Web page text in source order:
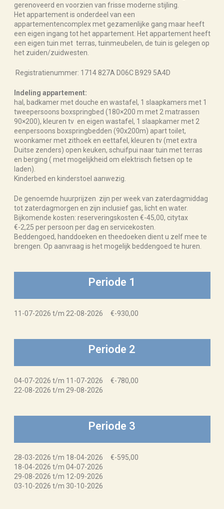
gerenoveerd en voorzien van frisse moderne stijling.
Het appartement is onderdeel van een
appartementencomplex met gezamenlijke gang maar heeft
een eigen ingang tot het appartement. Het appartement heeft
een eigen tuin met terras, tuinmeubelen, de tuin is gelegen op
het zuiden/zuidwesten.
Registratienummer: 1714 827A D06C B929 5A4D
Indeling appartement:
hal, badkamer met douche en wastafel, 1 slaapkamers met 1
tweepersoons boxspringbed (180×200 m met 2 matrassen
90×200), kleuren tv en eigen wastafel, 1 slaapkamer met 2
eenpersoons boxspringbedden (90x200m) apart toilet,
woonkamer met zithoek en eettafel, kleuren tv (met extra
Duitse zenders) open keuken, schuifpui naar tuin met terras
en berging ( met mogelijkheid om elektrisch fietsen op te
laden).
Kinderbed en kinderstoel aanwezig.
De genoemde huurprijzen zijn per week van zaterdagmiddag
tot zaterdagmorgen en zijn inclusief gas, licht en water.
Bijkomende kosten: reserveringskosten €-45,00, citytax
€-2,25 per persoon per dag en servicekosten.
Beddengoed, handdoeken en theedoeken dient u zelf mee te
brengen. Op aanvraag is het mogelijk beddengoed te huren.
Periode 1
11-07-2026 t/m 22-08-2026 €-930,00
Periode 2
04-07-2026 t/m 11-07-2026 €-780,00
22-08-2026 t/m 29-08-2026
Periode 3
28-03-2026 t/m 18-04-2026 €-595,00
18-04-2026 t/m 04-07-2026
29-08-2026 t/m 12-09-2026
03-10-2026 t/m 30-10-2026